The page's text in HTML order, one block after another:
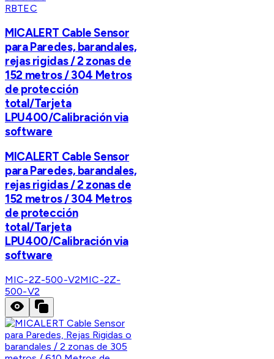
RBTEC
MICALERT Cable Sensor
para Paredes, barandales,
rejas rigidas / 2 zonas de
152 metros / 304 Metros
de protección
total/Tarjeta
LPU400/Calibración via
software
MICALERT Cable Sensor
para Paredes, barandales,
rejas rigidas / 2 zonas de
152 metros / 304 Metros
de protección
total/Tarjeta
LPU400/Calibración via
software
MIC-2Z-500-V2MIC-2Z-
500-V2